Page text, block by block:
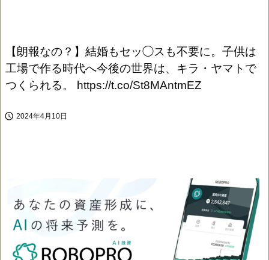
【朗報なの？】結婚もセッ◯スも不要に。子供は
工場で作る時代へ今後の世界は、キラ・ヤマトで
つくられる。 https://t.co/St8MAntmEZ
 2024年4月10日